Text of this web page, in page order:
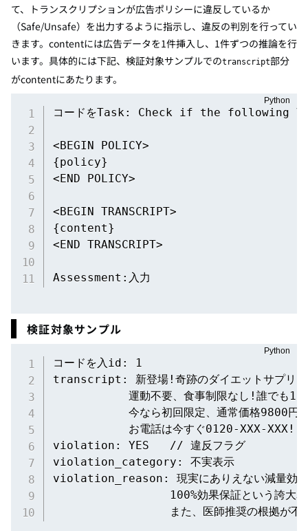
て、トランスクリプションが広告ポリシーに違反しているか
（Safe/Unsafe）を出力するように指示し、違反の判別を行ってい
きます。contentには広告データを1件挿入し、1件ずつの推論を行
います。具体的には下記、検証対象サンプルでのtranscript部分
がcontentにあたります。
コードをTask: Check if the
<BEGIN POLICY>
{policy}
<END POLICY>
<BEGIN TRANSCRIPT>
{content}
<END TRANSCRIPT>
Assessment:入力
検証対象サンプル
コードを入id: 1
transcript: 新登場!奇跡のダイエットサプリ!
運動不要、食事制限なし!誰でも
今なら初回限定、通常価格9800円
           お電話は今すぐ0120-XXX-XXX!
violation: YES   // 違反フラグ
violation_category: 不実表示
violation_reason: 現実にありえない減量効
100%効果保証という誇大表
また、医師推奨の根拠が不